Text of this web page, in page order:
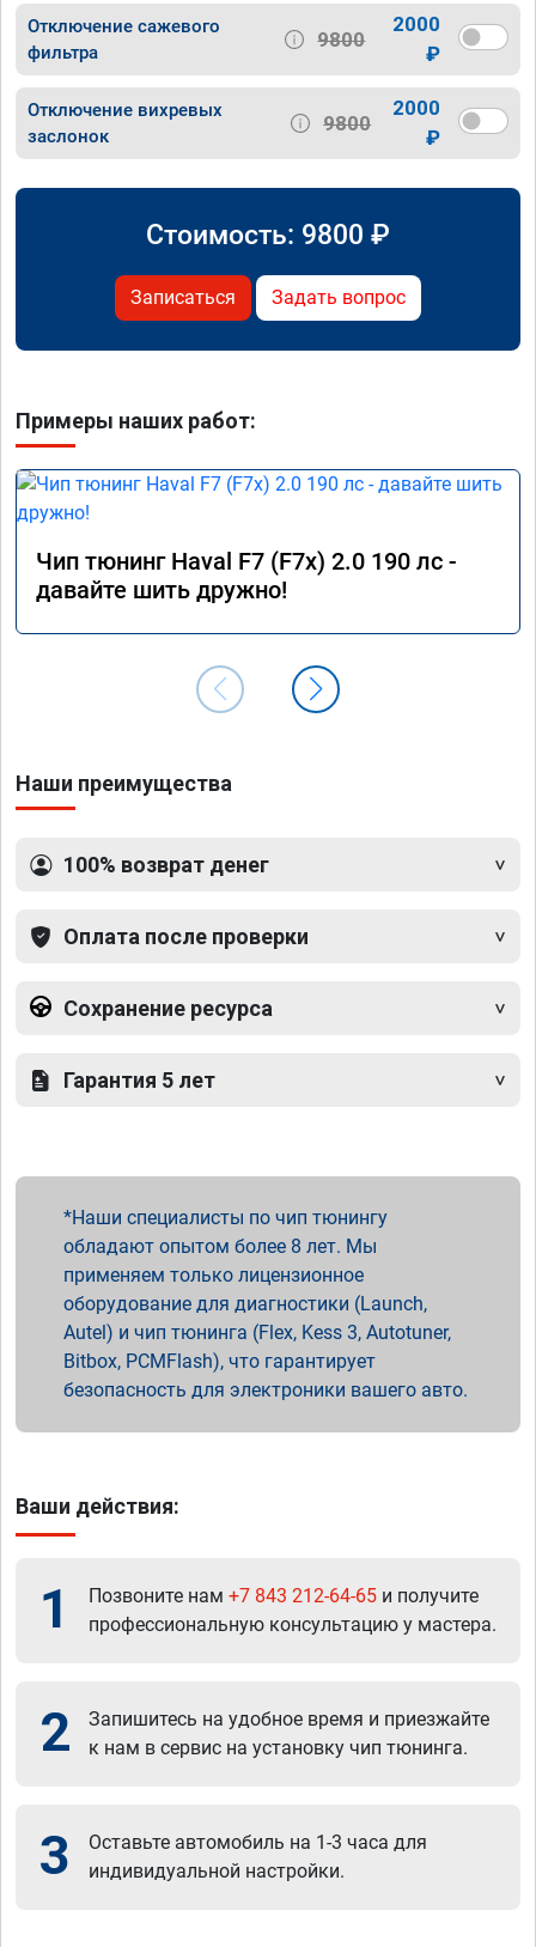
Отключение сажевого
фильтра
9800
2000
₽
Отключение вихревых
заслонок
9800
2000
₽
Стоимость: 9800 ₽
Записаться Задать вопрос
Примеры наших работ:
Чип тюнинг Haval F7 (F7x) 2.0 190 лс -
давайте шить дружно!
Наши преимущества
100% возврат денег
Оплата после проверки
Сохранение ресурса
Гарантия 5 лет
Наши специалисты по чип тюнингу
обладают опытом более 8 лет. Мы
применяем только лицензионное
оборудование для диагностики (Launch,
Autel) и чип тюнинга (Flex, Kess 3, Autotuner,
Bitbox, PCMFlash), что гарантирует
безопасность для электроники вашего авто.
Ваши действия:
1 Позвоните нам +7 843 212-64-65 и получите
профессиональную консультацию у мастера.
2
Запишитесь на удобное время и приезжайте
к нам в сервис на установку чип тюнинга.
3
Оставьте автомобиль на 1-3 часа для
индивидуальной настройки.